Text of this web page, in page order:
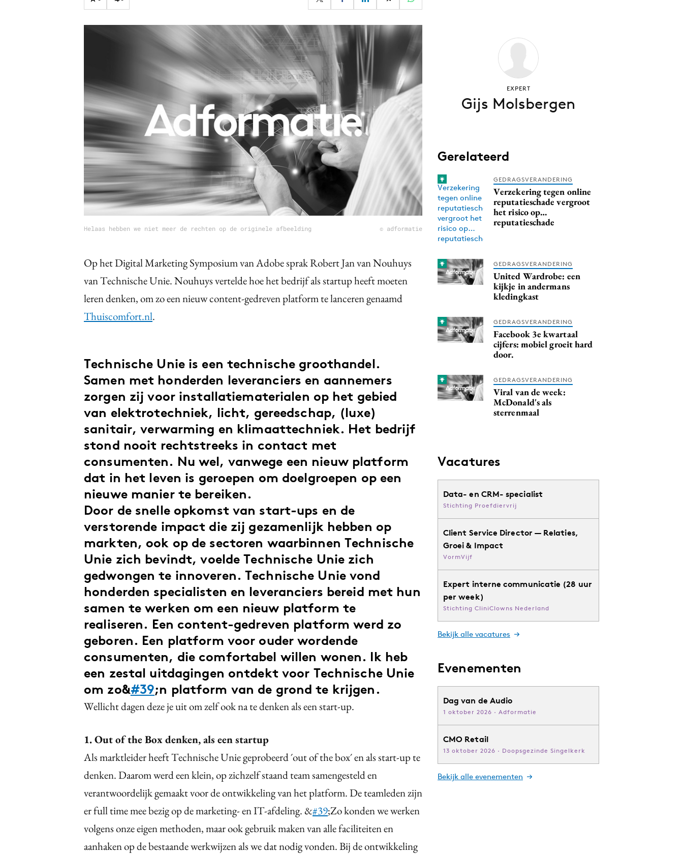
Influencer marketing
Interne communicatie
Martech
Reputatie & crisis
Helaas hebben we niet meer de rechten op de originele afbeelding © adformatie
Op het Digital Marketing Symposium van Adobe sprak Robert Jan van Nouhuys
van Technische Unie. Nouhuys vertelde hoe het bedrijf als startup heeft moeten
leren denken, om zo een nieuw content-gedreven platform te lanceren genaamd
Thuiscomfort.nl.
Technische Unie is een technische groothandel.
Samen met honderden leveranciers en aannemers
zorgen zij voor installatiematerialen op het gebied
van elektrotechniek, licht, gereedschap, (luxe)
sanitair, verwarming en klimaattechniek. Het bedrijf
stond nooit rechtstreeks in contact met
consumenten. Nu wel, vanwege een nieuw platform
dat in het leven is geroepen om doelgroepen op een
nieuwe manier te bereiken.
Door de snelle opkomst van start-ups en de
verstorende impact die zij gezamenlijk hebben op
markten, ook op de sectoren waarbinnen Technische
Unie zich bevindt, voelde Technische Unie zich
gedwongen te innoveren. Technische Unie vond
honderden specialisten en leveranciers bereid met hun
samen te werken om een nieuw platform te
realiseren. Een content-gedreven platform werd zo
geboren. Een platform voor ouder wordende
consumenten, die comfortabel willen wonen. Ik heb
een zestal uitdagingen ontdekt voor Technische Unie
om zo&#39;n platform van de grond te krijgen.
Wellicht dagen deze je uit om zelf ook na te denken als een start-up.
1. Out of the Box denken, als een startup
Als marktleider heeft Technische Unie geprobeerd ´out of the box´ en als start-up te
denken. Daarom werd een klein, op zichzelf staand team samengesteld en
verantwoordelijk gemaakt voor de ontwikkeling van het platform. De teamleden zijn
er full time mee bezig op de marketing- en IT-afdeling. &#39;Zo konden we werken
volgens onze eigen methoden, maar ook gebruik maken van alle faciliteiten en
aanhaken op de bestaande werkwijzen als we dat nodig vonden. Bij de ontwikkeling
EXPERT
Gijs Molsbergen
Gerelateerd
GEDRAGSVERANDERING
Verzekering tegen online
reputatieschade vergroot
het risico op…
reputatieschade
GEDRAGSVERANDERING
United Wardrobe: een
kijkje in andermans
kledingkast
GEDRAGSVERANDERING
Facebook 3e kwartaal
cijfers: mobiel groeit hard
door.
GEDRAGSVERANDERING
Viral van de week:
McDonald's als
sterrenmaal
Vacatures
Data- en CRM- specialist
Stichting Proefdiervrij
Client Service Director — Relaties,
Groei & Impact
VormVijf
Expert interne communicatie (28 uur
per week)
Stichting CliniClowns Nederland
Bekijk alle vacatures
Evenementen
Dag van de Audio
1 oktober 2026 · Adformatie
CMO Retail
13 oktober 2026 · Doopsgezinde Singelkerk
Bekijk alle evenementen